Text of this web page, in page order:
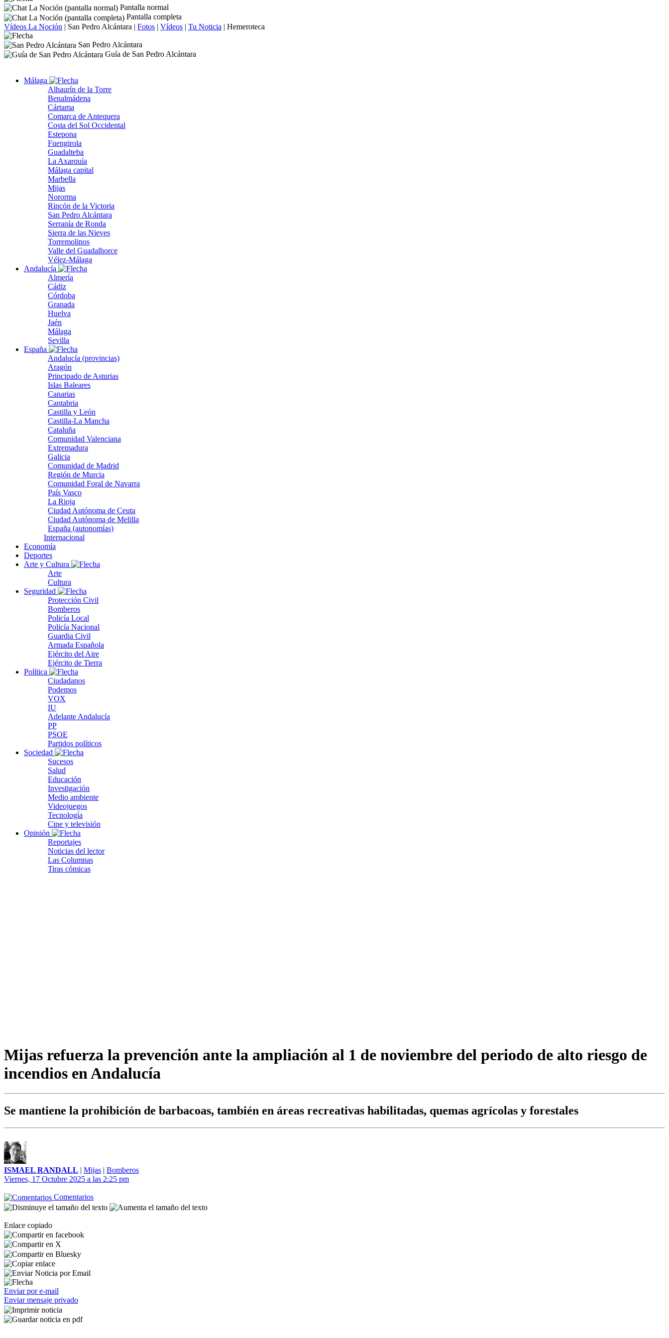
Pantalla normal
Pantalla completa
Vídeos La Noción | San Pedro Alcántara | Fotos | Vídeos | Tu Noticia | Hemeroteca
San Pedro Alcántara
Guía de San Pedro Alcántara
Málaga
Alhaurín de la Torre
Benalmádena
Cártama
Comarca de Antequera
Costa del Sol Occidental
Estepona
Fuengirola
Guadalteba
La Axarquía
Málaga capital
Marbella
Mijas
Nororma
Rincón de la Victoria
San Pedro Alcántara
Serranía de Ronda
Sierra de las Nieves
Torremolinos
Valle del Guadalhorce
Vélez-Málaga
Andalucía
Almería
Cádiz
Córdoba
Granada
Huelva
Jaén
Málaga
Sevilla
España
Andalucía (provincias)
Aragón
Principado de Asturias
Islas Baleares
Canarias
Cantabria
Castilla y León
Castilla-La Mancha
Cataluña
Comunidad Valenciana
Extremadura
Galicia
Comunidad de Madrid
Región de Murcia
Comunidad Foral de Navarra
País Vasco
La Rioja
Ciudad Autónoma de Ceuta
Ciudad Autónoma de Melilla
España (autonomías)
Internacional
Economía
Deportes
Arte y Cultura
Arte
Cultura
Seguridad
Protección Civil
Bomberos
Policía Local
Policía Nacional
Guardia Civil
Armada Española
Ejército del Aire
Ejército de Tierra
Política
Ciudadanos
Podemos
VOX
IU
Adelante Andalucía
PP
PSOE
Partidos políticos
Sociedad
Sucesos
Salud
Educación
Investigación
Medio ambiente
Videojuegos
Tecnología
Cine y televisión
Opinión
Reportajes
Noticias del lector
Las Columnas
Tiras cómicas
Mijas refuerza la prevención ante la ampliación al 1 de noviembre del periodo de alto riesgo de
incendios en Andalucía
Se mantiene la prohibición de barbacoas, también en áreas recreativas habilitadas, quemas agrícolas y forestales
ISMAEL RANDALL | Mijas | Bomberos
Viernes, 17 Octubre 2025 a las 2:25 pm
Comentarios
Enlace copiado
Enviar por e-mail
Enviar mensaje privado